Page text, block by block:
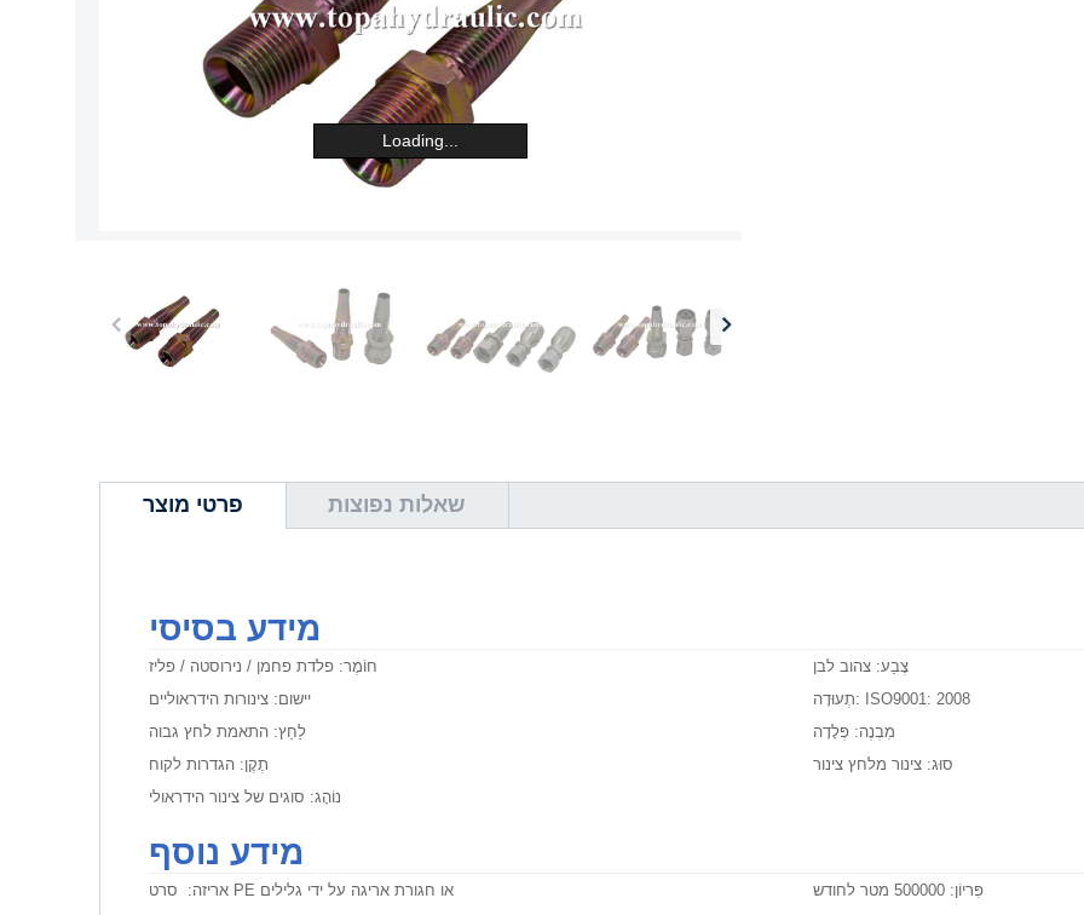
Loading...
פרטי מוצר שאלות נפוצות
מידע בסיסי
חוֹמֶר: פלדת פחמן / נירוסטה / פליז צֶבַע: צהוב לבן
יישום: צינורות הידראוליים תְעוּדָה: ISO9001: 2008
לַחַץ: התאמת לחץ גבוה מִבְנֶה: פְּלָדָה
תֶקֶן: הגדרות לקוח סוּג: צינור מלחץ צינור
נוֹהָג: סוגים של צינור הידראולי
מידע נוסף
אריזה: סרט PE או חגורת אריגה על ידי גלילים פִּריוֹן: 500000 מטר לחודש